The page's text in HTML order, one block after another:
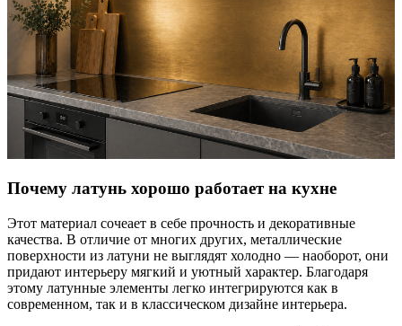
Почему латунь хорошо работает на кухне
Этот материал сочеает в себе прочность и декоративные
качества. В отличие от многих других, металлические
поверхности из латуни не выглядят холодно — наоборот, они
придают интерьеру мягкий и уютный характер. Благодаря
этому латунные элементы легко интегрируются как в
современном, так и в классическом дизайне интерьера.